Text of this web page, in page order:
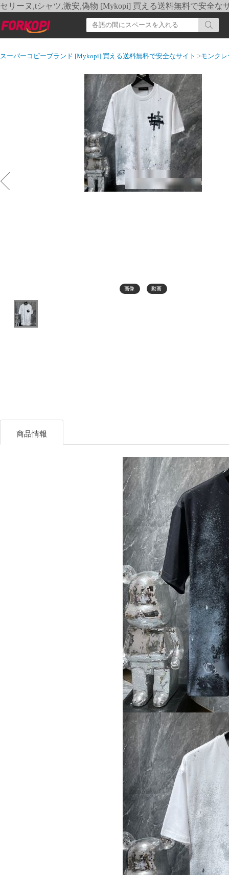
セリーヌ,tシャツ,激安,偽物 [Mykopi] 買える送料無料で安全な
スーパーコピーブランド [Mykopi] 買える送料無料で安全なサイト >モンク
画像 動画
商品情報